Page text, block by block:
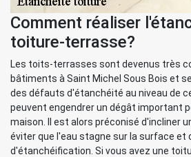
Comment réaliser
toiture-terrasse?
Les toits-terrasses sont devenus très
bâtiments à Saint Michel Sous Bois et
des défauts d'étanchéité au niveau de
peuvent engendrer un dégât important
maison. Il est alors préconisé d'incliner
éviter que l'eau stagne sur la surface et
d'étanchéification. Si vous avez une